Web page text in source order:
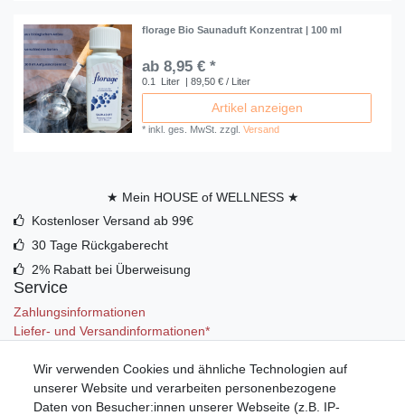
florage Bio Saunaduft Konzentrat | 100 ml
ab 8,95 € *
0.1 Liter | 89,50 € / Liter
Artikel anzeigen
*inkl. ges. MwSt. zzgl.Versand
★ Mein HOUSE of WELLNESS ★
Kostenloser Versand ab 99€
30 Tage Rückgaberecht
2% Rabatt bei Überweisung
Service
Zahlungsinformationen
Liefer- und Versandinformationen*
Mein Konto
Registrieren
Wir verwenden Cookies und ähnliche Technologien auf
unserer Website und verarbeiten personenbezogene
Daten von Besucher:innen unserer Webseite (z.B. IP-